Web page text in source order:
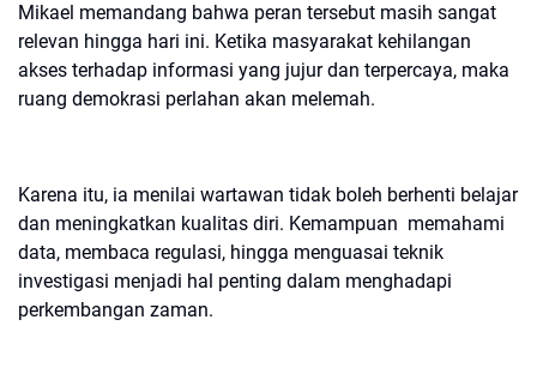
Mikael memandang bahwa peran tersebut masih sangat
relevan hingga hari ini. Ketika masyarakat kehilangan
akses terhadap informasi yang jujur dan terpercaya, maka
ruang demokrasi perlahan akan melemah.
Karena itu, ia menilai wartawan tidak boleh berhenti belajar
dan meningkatkan kualitas diri. Kemampuan memahami
data, membaca regulasi, hingga menguasai teknik
investigasi menjadi hal penting dalam menghadapi
perkembangan zaman.